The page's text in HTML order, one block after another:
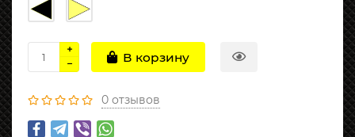
В корзину
0 отзывов